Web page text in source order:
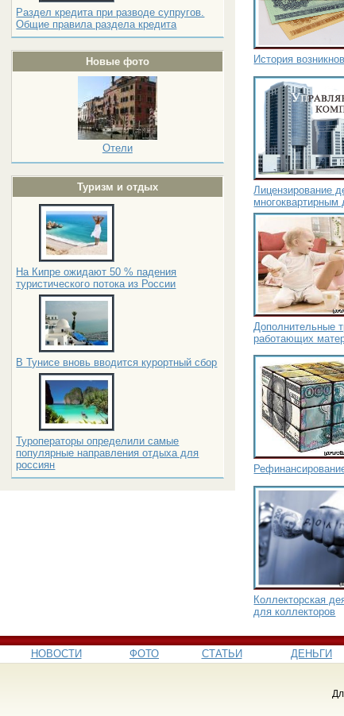
Раздел кредита при разводе супругов.
Общие правила раздела кредита
Новые фото
Отели
Туризм и отдых
На Кипре ожидают 50 % падения
туристического потока из России
В Тунисе вновь вводится курортный сбор
Туроператоры определили самые
популярные направления отдыха для
россиян
История
Лицензирование
Дополнительные
работающих
Коллекторская
для коллекторов
НОВОСТИ ФОТО СТАТЬИ ДЕНЬГИ